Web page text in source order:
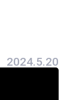
2024.5.20